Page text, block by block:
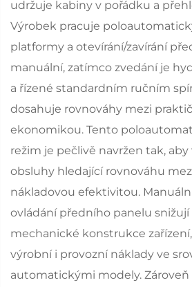
udržuje kabiny v pořádku a
Výrobek pracuje
platformy a otevírání/zavírání
manuální, zatímco zvedání je
a řízené standardním ručním
dosahuje rovnováhy mezi
ekonomikou. Tento
režim je pečlivě navržen tak,
obsluhy hledající rovnováhu
nákladovou efektivitou.
ovládání předního panelu snižují
mechanické konstrukce
výrobní i provozní náklady ve
automatickými modely.